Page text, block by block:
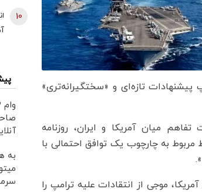
پیشنهادات تازه‌ای و «سختگیرانه‌تری»
میان آمریکا و ایران، روزنامه
مربوط به چارچوب یک توافق احتمالی با
موجی از انتقادات علیه ترامپ را
10
به